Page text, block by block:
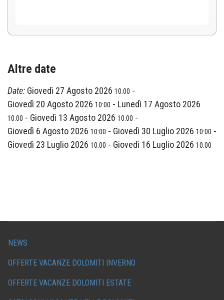
Altre date
Date: Giovedì 27 Agosto 2026 10:00 -
Giovedì 20 Agosto 2026 10:00 - Lunedì 17 Agosto 2026
10:00 - Giovedì 13 Agosto 2026 10:00 -
Giovedì 6 Agosto 2026 10:00 - Giovedì 30 Luglio 2026 10:00 -
Giovedì 23 Luglio 2026 10:00 - Giovedì 16 Luglio 2026 10:00
NEWS
OFFERTE VACANZE DOLOMITI INVERNO
OFFERTE VACANZE DOLOMITI ESTATE